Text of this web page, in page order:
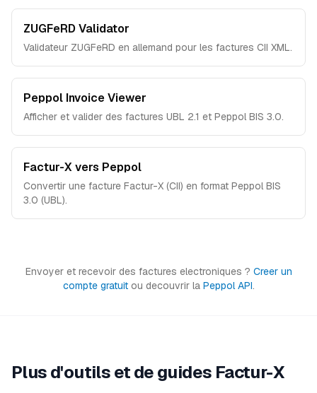
ZUGFeRD Validator
Validateur ZUGFeRD en allemand pour les factures CII XML.
Peppol Invoice Viewer
Afficher et valider des factures UBL 2.1 et Peppol BIS 3.0.
Factur-X vers Peppol
Convertir une facture Factur-X (CII) en format Peppol BIS
3.0 (UBL).
Envoyer et recevoir des factures electroniques ? Creer un
compte gratuit ou decouvrir la Peppol API.
Plus d'outils et de guides Factur-X